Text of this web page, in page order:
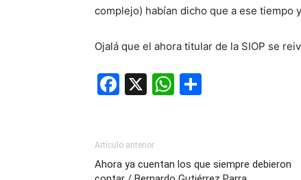
complejo) habían dicho que a ese tiempo
Ojalá que el ahora titular de la SIOP se
Facebook
X WhatsApp
Artículo anterior
Ahora ya cuentan los que siempre debieron